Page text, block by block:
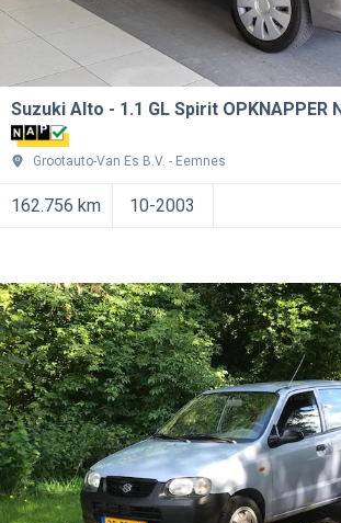
Suzuki Alto 1.1 GL Spirit OPKNAPPER
Grootauto-Van Es B.V. Eemnes
162.756 km 10-2003